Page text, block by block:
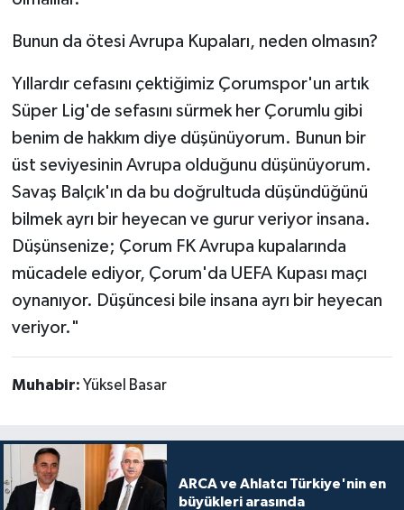
Bunun da ötesi Avrupa Kupaları, neden olmasın?
Yıllardır cefasını çektiğimiz Çorumspor'un artık
Süper Lig'de sefasını sürmek her Çorumlu gibi
benim de hakkım diye düşünüyorum. Bunun bir
üst seviyesinin Avrupa olduğunu düşünüyorum.
Savaş Balçık'ın da bu doğrultuda düşündüğünü
bilmek ayrı bir heyecan ve gurur veriyor insana.
Düşünsenize; Çorum FK Avrupa kupalarında
mücadele ediyor, Çorum'da UEFA Kupası maçı
oynanıyor. Düşüncesi bile insana ayrı bir heyecan
veriyor."
Muhabir: Yüksel Basar
ARCA ve Ahlatcı Türkiye'nin en
büyükleri arasında